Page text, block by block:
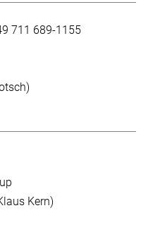
711 689-1155
Kern)